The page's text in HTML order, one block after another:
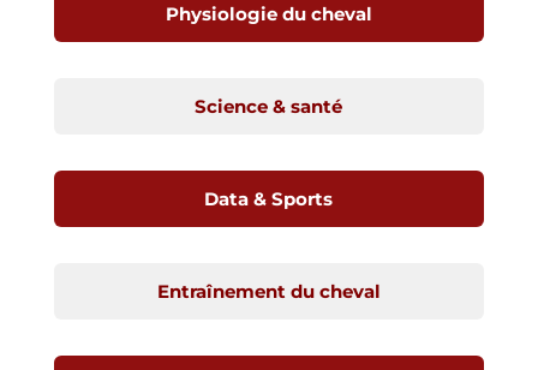
Physiologie du cheval
Science & santé
Data & Sports
Entraînement du cheval